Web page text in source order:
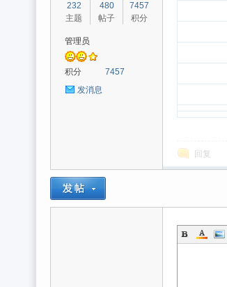
232
主题
480
帖子
7457
积分
管理员
积分
7457
发消息
回复